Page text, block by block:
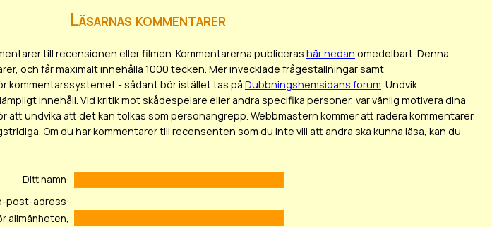
Läsarnas kommentarer
till recensionen eller filmen. Kommentarerna publiceras här nedan omedelbart. Denna
och får maximalt innehålla 1000 tecken. Mer invecklade frågeställningar samt
kommentarssystemet - sådant bör istället tas på Dubbningshemsidans forum . Undvik
innehåll. Vid kritik mot skådespelare eller andra specifika personer, var vänlig motivera dina
att undvika att det kan tolkas som personangrepp. Webbmastern kommer att radera kommentarer
Om du har kommentarer till recensenten som du inte vill att andra ska kunna läsa, kan du
Ditt namn:
post-adress:
allmänheten,